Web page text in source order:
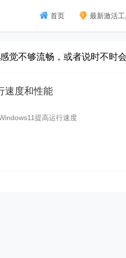
首页 最新激活
够流畅，或者说时不时
速度和性能
提高运行速度